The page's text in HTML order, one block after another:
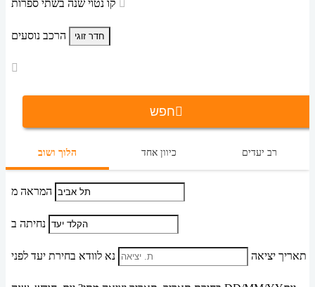
הרכב נוסעים
חפש
הלוך ושוב כיוון אחד רב יעדים
המראה מ
נחיתה ב
תאריך יציאה נא לוודא בחירת יעד לפני